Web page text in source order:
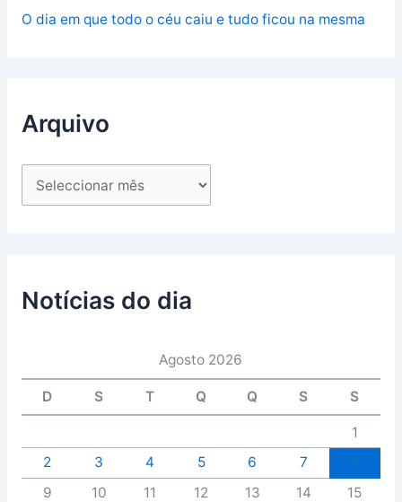
O dia em que todo o céu caiu e tudo ficou na mesma
Arquivo
Notícias do dia
Agosto 2026
D S T Q Q S S
1
2
3 4 5 6 7
9
10 11 12 13 14
15